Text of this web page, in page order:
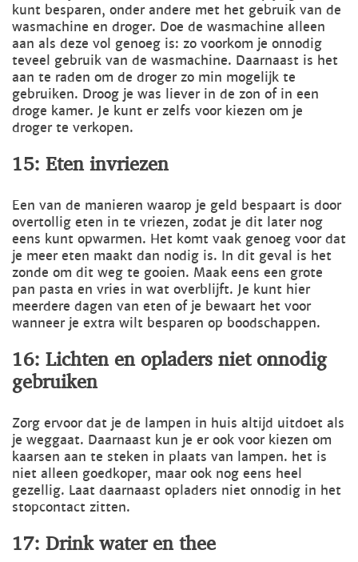
kunt besparen, onder andere met het gebruik van de
wasmachine en droger. Doe de wasmachine alleen
aan als deze vol genoeg is: zo voorkom je onnodig
teveel gebruik van de wasmachine. Daarnaast is het
aan te raden om de droger zo min mogelijk te
gebruiken. Droog je was liever in de zon of in een
droge kamer. Je kunt er zelfs voor kiezen om je
droger te verkopen.
15: Eten invriezen
Een van de manieren waarop je geld bespaart is door
overtollig eten in te vriezen, zodat je dit later nog
eens kunt opwarmen. Het komt vaak genoeg voor dat
je meer eten maakt dan nodig is. In dit geval is het
zonde om dit weg te gooien. Maak eens een grote
pan pasta en vries in wat overblijft. Je kunt hier
meerdere dagen van eten of je bewaart het voor
wanneer je extra wilt besparen op boodschappen.
16: Lichten en opladers niet onnodig
gebruiken
Zorg ervoor dat je de lampen in huis altijd uitdoet als
je weggaat. Daarnaast kun je er ook voor kiezen om
kaarsen aan te steken in plaats van lampen. het is
niet alleen goedkoper, maar ook nog eens heel
gezellig. Laat daarnaast opladers niet onnodig in het
stopcontact zitten.
17: Drink water en thee